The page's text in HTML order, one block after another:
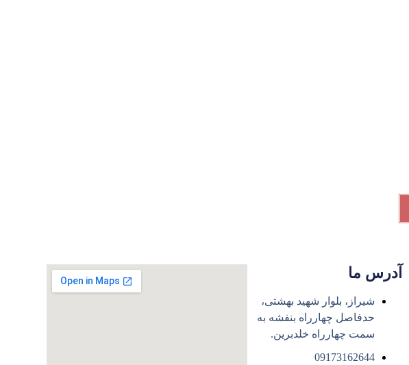
آدرس ما
شیراز، بلوار شهید بهشتی،
حدفاصل چهارراه بنفشه به
سمت چهارراه خلدبرین.
09173162644